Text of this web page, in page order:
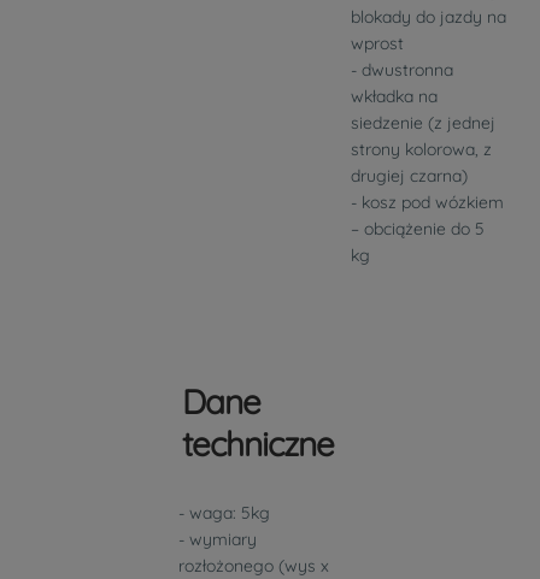
blokady do jazdy na
wprost
- dwustronna
wkładka na
siedzenie (z jednej
strony kolorowa, z
drugiej czarna)
- kosz pod wózkiem
– obciążenie do 5
kg
Dane
techniczne
- waga: 5kg
- wymiary
rozłożonego (wys x